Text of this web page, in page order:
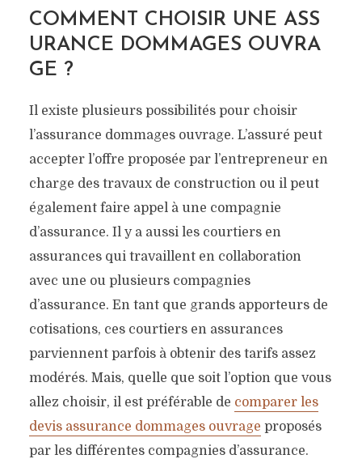
COMMENT CHOISIR UNE ASS
URANCE DOMMAGES OUVRA
GE ?
Il existe plusieurs possibilités pour choisir
l’assurance dommages ouvrage. L’assuré peut
accepter l’offre proposée par l’entrepreneur en
charge des travaux de construction ou il peut
également faire appel à une compagnie
d’assurance. Il y a aussi les courtiers en
assurances qui travaillent en collaboration
avec une ou plusieurs compagnies
d’assurance. En tant que grands apporteurs de
cotisations, ces courtiers en assurances
parviennent parfois à obtenir des tarifs assez
modérés. Mais, quelle que soit l’option que vous
allez choisir, il est préférable de comparer les
devis assurance dommages ouvrage proposés
par les différentes compagnies d’assurance.